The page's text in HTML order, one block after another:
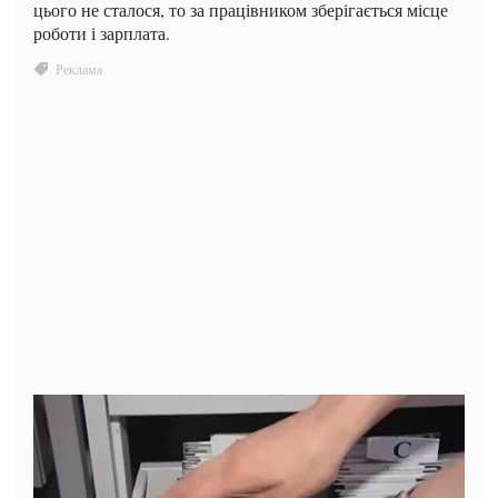
цього не сталося, то за працівником зберігається місце
роботи і зарплата.